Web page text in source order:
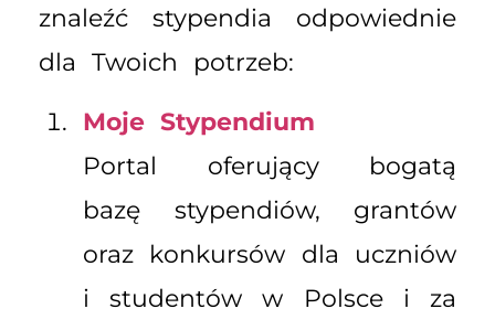
znaleźć stypendia odpowiednie
dla Twoich potrzeb:
Moje Stypendium
Portal oferujący bogatą
bazę stypendiów, grantów
oraz konkursów dla uczniów
i studentów w Polsce i za